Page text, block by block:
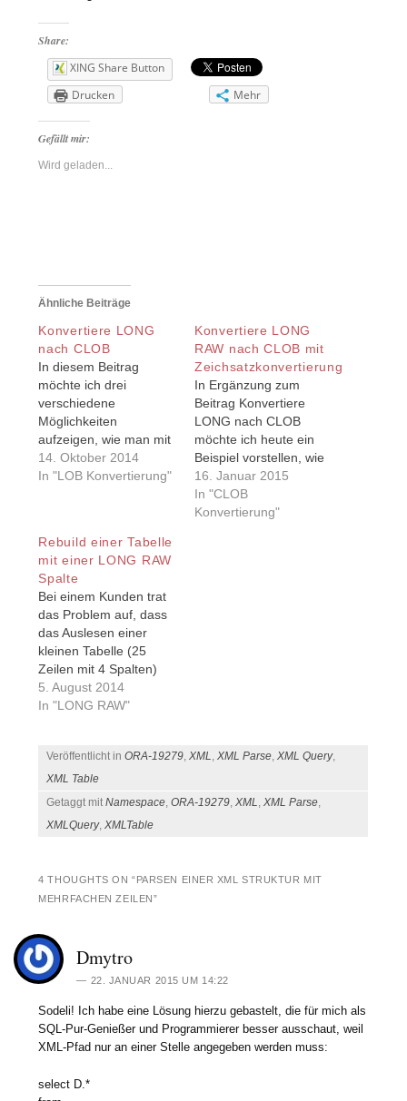
Share:
XING Share Button
Drucken
Mehr
Gefällt mir:
Wird geladen...
Ähnliche Beiträge
Konvertiere LONG
nach CLOB
In diesem Beitrag
möchte ich drei
verschiedene
Möglichkeiten
aufzeigen, wie man mit
einfachen Mitteln eine
LONG-Spalte nach
das Ganze an einem
praktischem Fall
darzustellen, geht es im
Folgendem um die
LONG Spalte
HIGH_VALUE der
Tabelle
DBA_TAB_PARTITIONS,
die z.B. bei einer…
14. Oktober 2014
In "LOB Konvertierung"
Konvertiere LONG
RAW nach CLOB mit
Zeichsatzkonvertierung
In Ergänzung zum
Beitrag Konvertiere
LONG nach CLOB
möchte ich heute ein
Beispiel vorstellen, wie
man eine LONG RAW
Spalte nach CLB
konvertieren kann, und
16. Januar 2015
In "CLOB
Konvertierung"
Rebuild einer Tabelle
mit einer LONG RAW
Spalte
Bei einem Kunden trat
das Problem auf, dass
das Auslesen einer
kleinen Tabelle (25
Zeilen mit 4 Spalten)
durchschnittlich über 45
Sekunden (!) dauerte.
more--> klar: Die
Tabelle war mal sehr
groß gewesen und
Zeilen im ersten und im
5. August 2014
In "LONG RAW"
Veröffentlicht inORA-19279 XML XML Parse XML Query,
XML Table
Getaggt mitNamespace ,ORA-19279 XML XML Parse
XMLQuery, XMLTable
4 THOUGHTS ON “PARSEN EINER XML STRUKTUR MIT
MEHRFACHEN ZEILEN”
Dmytro
22. JANUAR 2015 UM 14:22
Sodeli! Ich habe eine Lösung hierzu gebastelt, die für mich als
SQL-Pur-Genießer und Programmierer besser ausschaut, weil
XML-Pfad nur an einer Stelle angegeben werden muss:
select D.*